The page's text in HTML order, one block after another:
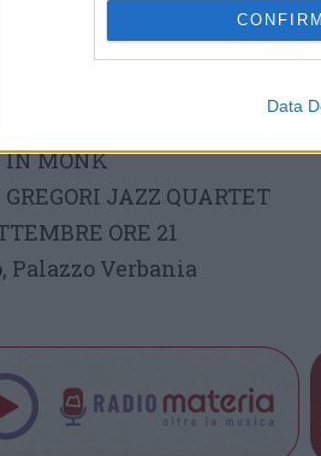
CONFIRM
Data
Woman
inoltre omaggiati Dizzy
IN MONK
JAZZ QUARTET
ORE 21
Palazzo Verbania